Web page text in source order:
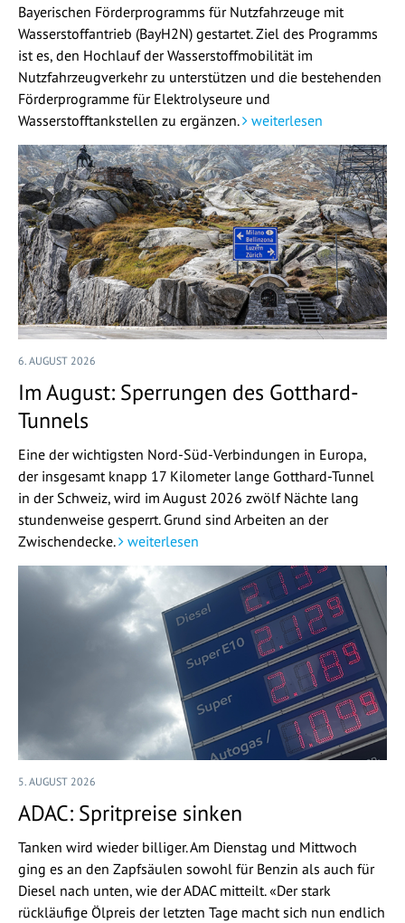
Bayerischen Förderprogramms für Nutzfahrzeuge mit
Wasserstoffantrieb (BayH2N) gestartet. Ziel des Programms
ist es, den Hochlauf der Wasserstoffmobilität im
Nutzfahrzeugverkehr zu unterstützen und die bestehenden
Förderprogramme für Elektrolyseure und
Wasserstofftankstellen zu ergänzen.
weiterlesen
6. AUGUST 2026
Im August: Sperrungen des Gotthard-
Tunnels
Eine der wichtigsten Nord-Süd-Verbindungen in Europa,
der insgesamt knapp 17 Kilometer lange Gotthard-Tunnel
in der Schweiz, wird im August 2026 zwölf Nächte lang
stundenweise gesperrt. Grund sind Arbeiten an der
Zwischendecke.
weiterlesen
5. AUGUST 2026
ADAC: Spritpreise sinken
Tanken wird wieder billiger. Am Dienstag und Mittwoch
ging es an den Zapfsäulen sowohl für Benzin als auch für
Diesel nach unten, wie der ADAC mitteilt. «Der stark
rückläufige Ölpreis der letzten Tage macht sich nun endlich